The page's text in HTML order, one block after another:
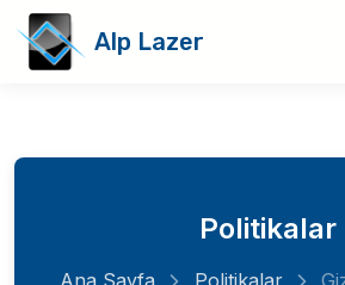
Alp Lazer
Politikalar
Ana Sayfa Politikalar